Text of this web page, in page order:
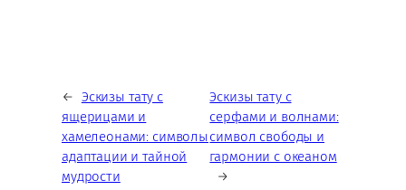
← Эскизы тату с
ящерицами и
хамелеонами: символы
адаптации и тайной
мудрости
Эскизы тату с
серфами и волнами:
символ свободы и
гармонии с океаном
→